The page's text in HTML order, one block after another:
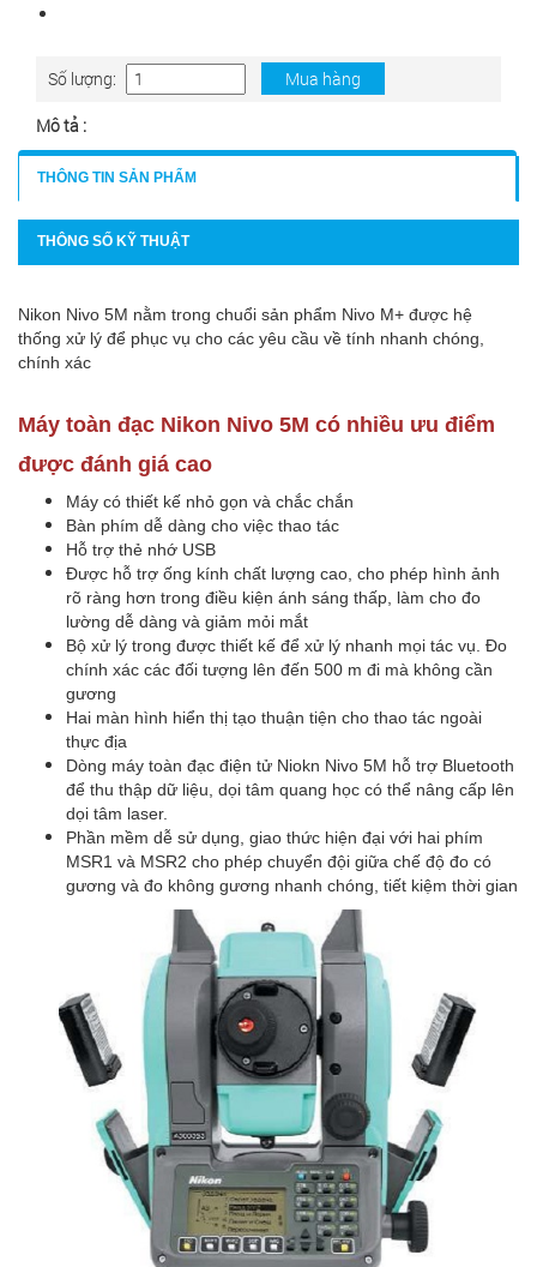
Số lượng: Mua hàng
Mô tả :
THÔNG TIN SẢN PHẨM
THÔNG SỐ KỸ THUẬT
Nikon Nivo 5M nằm trong chuổi sản phẩm Nivo M+ được hệ
thống xử lý để phục vụ cho các yêu cầu về tính nhanh chóng,
chính xác
Máy toàn đạc Nikon Nivo 5M có nhiều ưu điểm
được đánh giá cao
Máy có thiết kế nhỏ gọn và chắc chắn
Bàn phím dễ dàng cho việc thao tác
Hỗ trợ thẻ nhớ USB
Được hỗ trợ ống kính chất lượng cao, cho phép hình ảnh
rõ ràng hơn trong điều kiện ánh sáng thấp, làm cho đo
lường dễ dàng và giảm mỏi mắt
Bộ xử lý trong được thiết kế để xử lý nhanh mọi tác vụ. Đo
chính xác các đối tượng lên đến 500 m đi mà không cần
gương
Hai màn hình hiển thị tạo thuận tiện cho thao tác ngoài
thực địa
Dòng máy toàn đạc điện tử Niokn Nivo 5M hỗ trợ Bluetooth
để thu thập dữ liệu, dọi tâm quang học có thể nâng cấp lên
dọi tâm laser.
Phần mềm dễ sử dụng, giao thức hiện đại với hai phím
MSR1 và MSR2 cho phép chuyển đội giữa chế độ đo có
gương và đo không gương nhanh chóng, tiết kiệm thời gian